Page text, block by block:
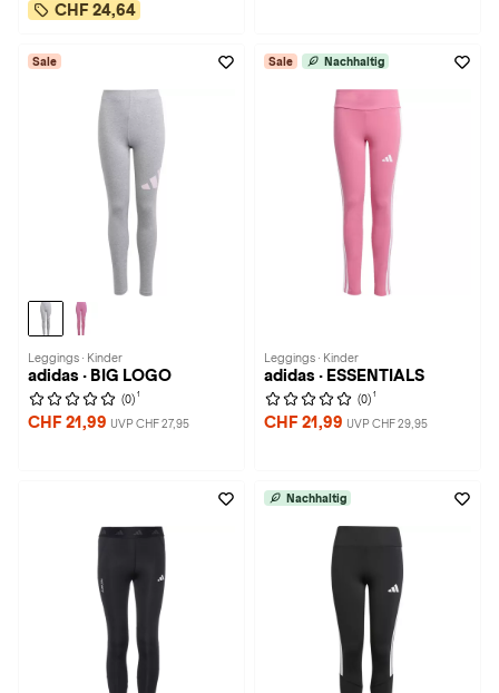
CHF 24,64
Sale
Leggings · Kinder
adidas · BIG LOGO
(0) 1
CHF 21,99 UVP CHF 27,95
Sale Nachhaltig
Leggings · Kinder
adidas · ESSENTIALS
(0) 1
CHF 21,99 UVP CHF 29,95
Nachhaltig